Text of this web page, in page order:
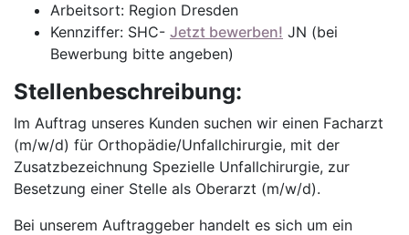
Arbeitsort: Region Dresden
Kennziffer: SHC- Jetzt bewerben! JN (bei
Bewerbung bitte angeben)
Stellenbeschreibung:
Im Auftrag unseres Kunden suchen wir einen Facharzt
(m/w/d) für Orthopädie/Unfallchirurgie, mit der
Zusatzbezeichnung Spezielle Unfallchirurgie, zur
Besetzung einer Stelle als Oberarzt (m/w/d).
Bei unserem Auftraggeber handelt es sich um ein